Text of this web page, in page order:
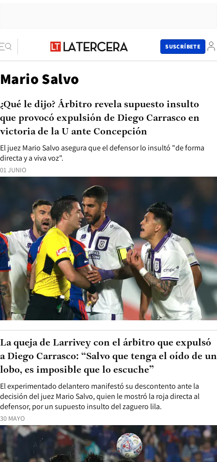
SUSCRÍBETE
Mario Salvo
01 JUNIO
El juez Mario Salvo asegura que el defensor lo insultó "de forma
directa y a viva voz".
¿Qué le dijo? Árbitro revela supuesto insulto
que provocó expulsión de Diego Carrasco en
victoria de la U ante Concepción
30 MAYO
El experimentado delantero manifestó su descontento ante la
decisión del juez Mario Salvo, quien le mostró la roja directa al
defensor, por un supuesto insulto del zaguero lila.
La queja de Larrivey con el árbitro que expulsó
a Diego Carrasco: “Salvo que tenga el oído de un
lobo, es imposible que lo escuche”